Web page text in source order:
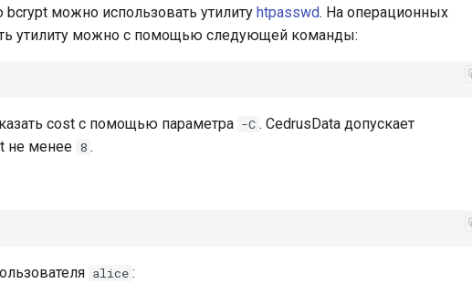
можно использовать утилиту htpasswd. На операционных
утилиту можно с помощью следующей команды:
cost c помощью параметра -C . CedrusData допускает
не менее 8 .
alice :